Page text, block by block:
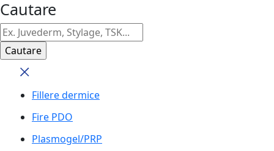
Cautare
Fillere dermice
Fire PDO
Plasmogel/PRP